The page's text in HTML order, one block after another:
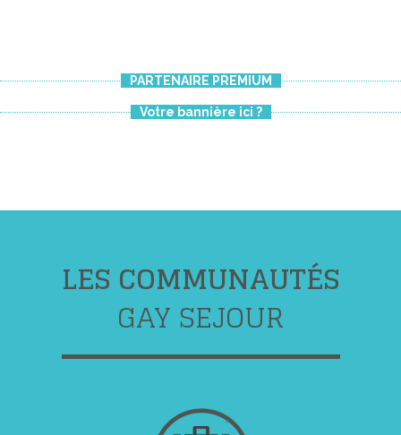
PARTENAIRE PREMIUM
Votre bannière ici ?
LES COMMUNAUTÉS
GAY SEJOUR